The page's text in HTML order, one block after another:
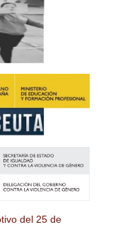
del 25 de